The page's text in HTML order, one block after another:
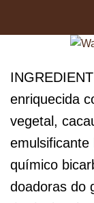
enriquecida
vegetal,
químico
doadoras do